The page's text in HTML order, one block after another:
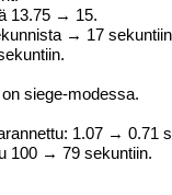
13.75 → 15.
→ 17
siege-modessa.
1.07 → 0.71
100 → 79 sekuntiin.